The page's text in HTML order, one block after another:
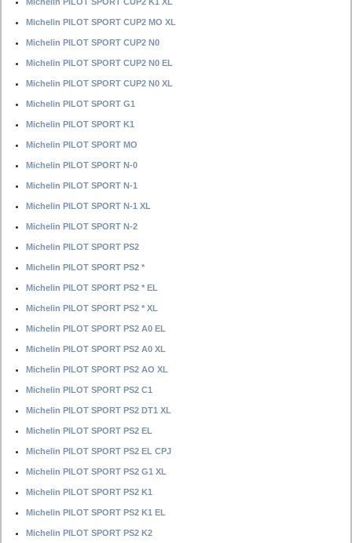
Michelin PILOT SPORT CUP2 MO XL
Michelin PILOT SPORT CUP2 N0
Michelin PILOT SPORT CUP2 N0 EL
Michelin PILOT SPORT CUP2 N0 XL
Michelin PILOT SPORT G1
Michelin PILOT SPORT K1
Michelin PILOT SPORT MO
Michelin PILOT SPORT N-0
Michelin PILOT SPORT N-1
Michelin PILOT SPORT N-1 XL
Michelin PILOT SPORT N-2
Michelin PILOT SPORT PS2
Michelin PILOT SPORT PS2 *
Michelin PILOT SPORT PS2 * EL
Michelin PILOT SPORT PS2 * XL
Michelin PILOT SPORT PS2 A0 EL
Michelin PILOT SPORT PS2 A0 XL
Michelin PILOT SPORT PS2 AO XL
Michelin PILOT SPORT PS2 C1
Michelin PILOT SPORT PS2 DT1 XL
Michelin PILOT SPORT PS2 EL
Michelin PILOT SPORT PS2 EL CPJ
Michelin PILOT SPORT PS2 G1 XL
Michelin PILOT SPORT PS2 K1
Michelin PILOT SPORT PS2 K1 EL
Michelin PILOT SPORT PS2 K2